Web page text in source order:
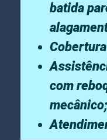
batida
com
mecânico;